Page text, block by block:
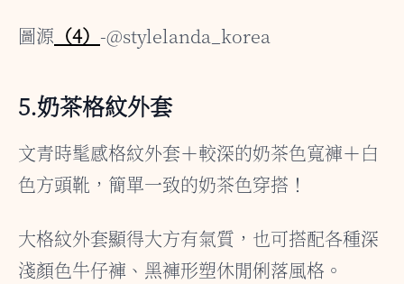
圖源 （4） -@stylelanda_korea
5.奶茶格紋外套
文青時髦感格紋外套＋較深的奶茶色寬褲＋白
色方頭靴，簡單一致的奶茶色穿搭！
大格紋外套顯得大方有氣質，也可搭配各種深
淺顏色牛仔褲、黑褲形塑休閒俐落風格。